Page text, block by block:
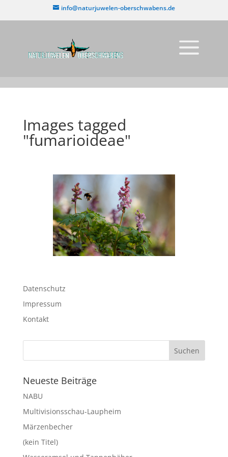
info@naturjuwelen-oberschwabens.de
Images tagged
"fumarioideae"
Datenschutz
Impressum
Kontakt
Neueste Beiträge
NABU
Multivisionsschau-Laupheim
Märzenbecher
(kein Titel)